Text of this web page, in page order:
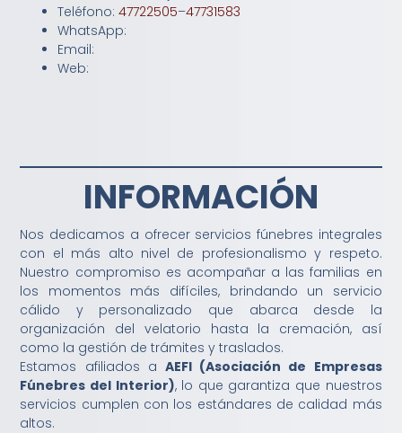
Teléfono:47722505–47731583
WhatsApp:
Email:
Web:
INFORMACIÓN
Nos dedicamos a ofrecer servicios fúnebres integrales
con el más alto nivel de profesionalismo y respeto.
Nuestro compromiso es acompañar a las familias en
los momentos más difíciles, brindando un servicio
cálido y personalizado que abarca desde la
organización del velatorio hasta la cremación, así
como la gestión de trámites y traslados.
Estamos afiliados a AEFI (Asociación de Empresas
Fúnebres del Interior), lo que garantiza que nuestros
servicios cumplen con los estándares de calidad más
altos.